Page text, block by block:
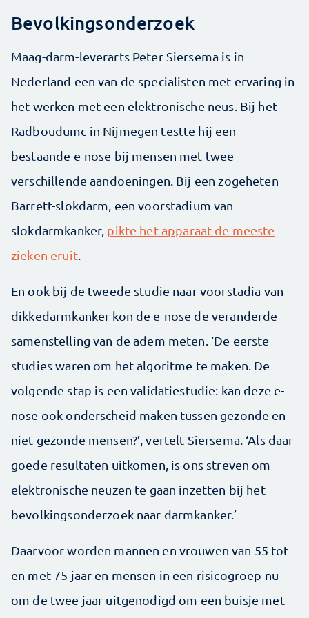
Bevolkingsonderzoek
Maag-darm-leverarts Peter Siersema is in
Nederland een van de specialisten met ervaring in
het werken met een elektronische neus. Bij het
Radboudumc in Nijmegen testte hij een
bestaande e-nose bij mensen met twee
verschillende aandoeningen. Bij een zogeheten
Barrett-slokdarm, een voorstadium van
slokdarmkanker, pikte het apparaat de meeste
zieken eruit.
En ook bij de tweede studie naar voorstadia van
dikkedarmkanker kon de e-nose de veranderde
samenstelling van de adem meten. ‘De eerste
studies waren om het algoritme te maken. De
volgende stap is een validatiestudie: kan deze e-
nose ook onderscheid maken tussen gezonde en
niet gezonde mensen?’, vertelt Siersema. ‘Als daar
goede resultaten uitkomen, is ons streven om
elektronische neuzen te gaan inzetten bij het
bevolkingsonderzoek naar darmkanker.’
Daarvoor worden mannen en vrouwen van 55 tot
en met 75 jaar en mensen in een risicogroep nu
om de twee jaar uitgenodigd om een buisje met